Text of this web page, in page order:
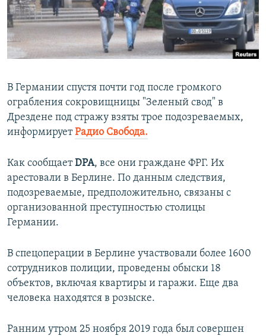
ПОБЕДИТЕЛЕЙ НЕ СУДЯТ?
КРЫМ.НЕПОКОРЕННЫЙ
ELIFBE
ПРИСОЕДИНЯЙТЕСЬ!
Все сайты RFE/RL
В Германии спустя почти год после громкого
ограбления сокровищницы "Зеленый свод" в
Дрездене под стражу взяты трое подозреваемых,
информируетРадио Свобода.
Как сообщаетDPA, все они граждане ФРГ. Их
арестовали в Берлине. По данным следствия,
подозреваемые, предположительно, связаны с
организованной преступностью столицы
Германии.
В спецоперации в Берлине участвовали более 1600
сотрудников полиции, проведены обыски 18
объектов, включая квартиры и гаражи. Еще два
человека находятся в розыске.
Ранним утром 25 ноября 2019 года был совершен